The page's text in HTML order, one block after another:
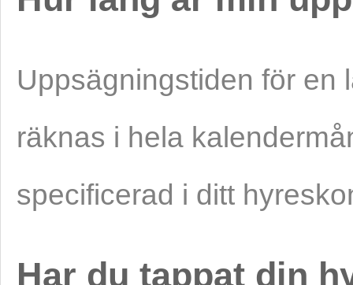
Uppsägningstiden för en
räknas i hela
specificerad i ditt
Har du tappat din